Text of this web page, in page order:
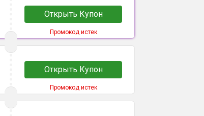
Открыть Купон
Промокод истек
Открыть Купон
Промокод истек